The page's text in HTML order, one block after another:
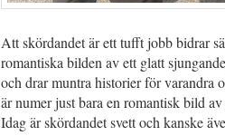
Att skördandet är ett tufft jobb bidrar
romantiska bilden av ett glatt
och drar muntra historier för varandra
är numer just bara en romantisk bild
Idag är skördandet svett och kanske